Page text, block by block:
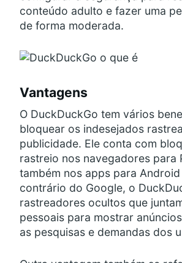
conteúdo adulto e fazer uma
de forma moderada.
Vantagens
O DuckDuckGo tem vários
bloquear os indesejados
publicidade. Ele conta com
rastreio nos navegadores para
também nos apps para Android
contrário do Google, o
rastreadores ocultos que
pessoais para mostrar
as pesquisas e demandas dos